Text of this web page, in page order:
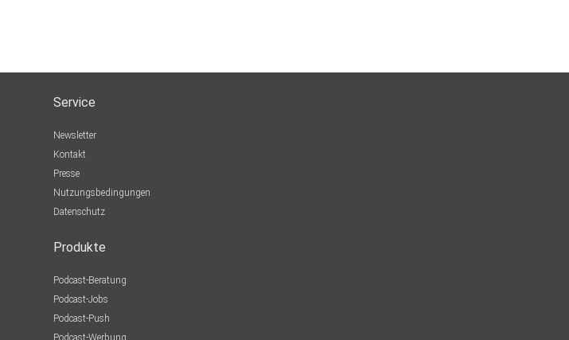
Service
Newsletter
Kontakt
Presse
Nutzungsbedingungen
Datenschutz
Produkte
Podcast-Beratung
Podcast-Jobs
Podcast-Push
Podcast-Werbung